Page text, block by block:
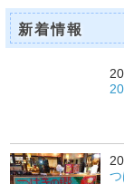
新着情報